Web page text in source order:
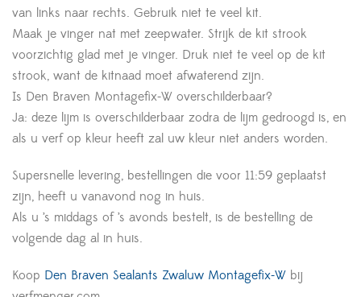
van links naar rechts. Gebruik niet te veel kit.
Maak je vinger nat met zeepwater. Strijk de kit strook
voorzichtig glad met je vinger. Druk niet te veel op de kit
strook, want de kitnaad moet afwaterend zijn.
Is Den Braven Montagefix-W overschilderbaar?
Ja: deze lijm is overschilderbaar zodra de lijm gedroogd is, en
als u verf op kleur heeft zal uw kleur niet anders worden.
Supersnelle levering, bestellingen die voor 11:59 geplaatst
zijn, heeft u vanavond nog in huis.
Als u ’s middags of ’s avonds bestelt, is de bestelling de
volgende dag al in huis.
Koop Den Braven Sealants Zwaluw Montagefix-W bij